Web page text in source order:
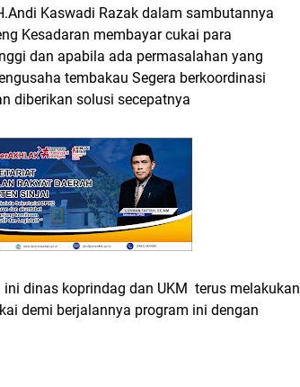
Kaswadi Razak dalam sambutannya
Kesadaran membayar cukai para
dan apabila ada permasalahan yang
tembakau Segera berkoordinasi
diberikan solusi secepatnya
dinas koprindag dan UKM terus melakukan
demi berjalannya program ini dengan